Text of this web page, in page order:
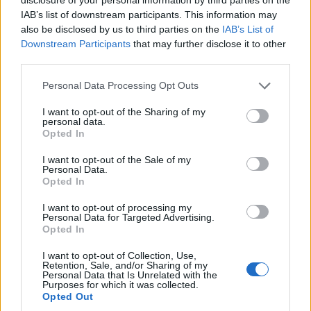
IAB’s list of downstream participants. This information may
also be disclosed by us to third parties on the IAB’s List of
Downstream Participants that may further disclose it to other
Personal Data Processing Opt Outs
I want to opt-out of the Sharing of my
personal data.
Opted In
I want to opt-out of the Sale of my
Personal Data.
Opted In
I want to opt-out of processing my
Personal Data for Targeted Advertising.
Opted In
I want to opt-out of Collection, Use,
Retention, Sale, and/or Sharing of my
Personal Data that Is Unrelated with the
Purposes for which it was collected.
Opted Out
създаде нови жизнеспособни вируси
07.08.2026 / 15:30